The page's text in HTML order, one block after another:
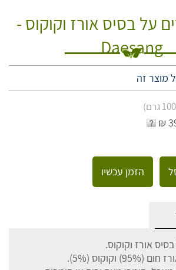
על בסיס אורז וקוקוס -
Daesang
מוצר זה
הזמן עכשיו
אורז וקוקוס.
וקוקוס (5%).